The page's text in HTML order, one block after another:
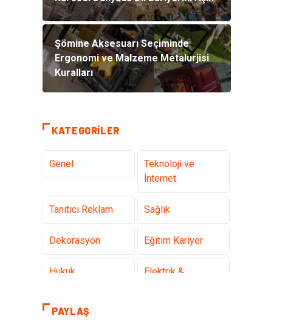
Şömine Aksesuarı Seçiminde
Ergonomi ve Malzeme Metalurjisi
Kuralları
KATEGORILER
Genel
Teknoloji ve
İnternet
Tanıtıcı Reklam Sağlık
Dekorasyon Eğitim Kariyer
Hukuk
Elektrik &
Giyim
PAYLAŞ